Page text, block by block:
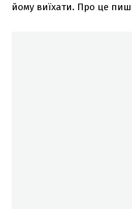
йому виїхати. Про це